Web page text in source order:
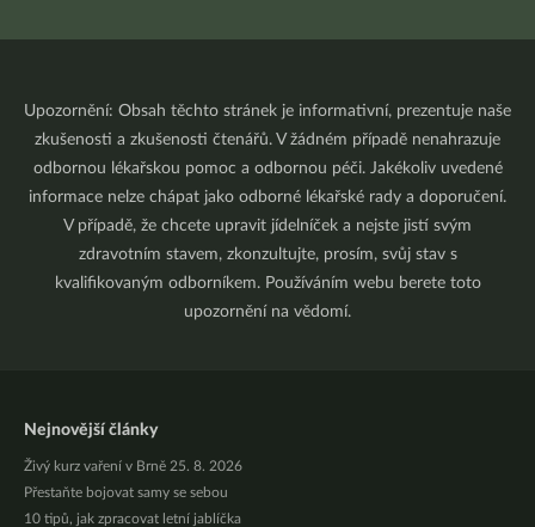
Upozornění: Obsah těchto stránek je informativní, prezentuje naše
zkušenosti a zkušenosti čtenářů. V žádném případě nenahrazuje
odbornou lékařskou pomoc a odbornou péči. Jakékoliv uvedené
informace nelze chápat jako odborné lékařské rady a doporučení.
V případě, že chcete upravit jídelníček a nejste jistí svým
zdravotním stavem, zkonzultujte, prosím, svůj stav s
kvalifikovaným odborníkem. Používáním webu berete toto
upozornění na vědomí.
Nejnovější články
Živý kurz vaření v Brně 25. 8. 2026
Přestaňte bojovat samy se sebou
10 tipů, jak zpracovat letní jablíčka